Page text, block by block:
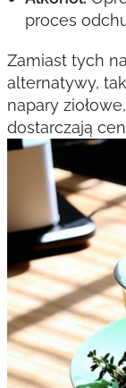
proces
Zamiast tych
alternatywy,
napary
dostarczają